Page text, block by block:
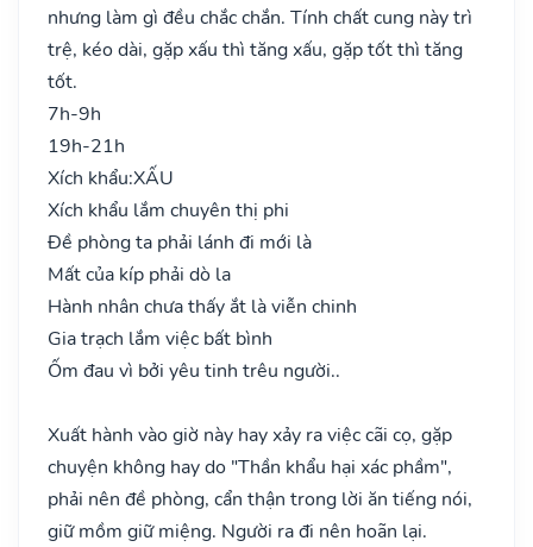
nhưng làm gì đều chắc chắn. Tính chất cung này trì
trệ, kéo dài, gặp xấu thì tăng xấu, gặp tốt thì tăng
tốt.
7h-9h
19h-21h
Xích khẩu:XẤU
Xích khẩu lắm chuyên thị phi
Đề phòng ta phải lánh đi mới là
Mất của kíp phải dò la
Hành nhân chưa thấy ắt là viễn chinh
Gia trạch lắm việc bất bình
Ốm đau vì bởi yêu tinh trêu người..
Xuất hành vào giờ này hay xảy ra việc cãi cọ, gặp
chuyện không hay do "Thần khẩu hại xác phầm",
phải nên đề phòng, cẩn thận trong lời ăn tiếng nói,
giữ mồm giữ miệng. Người ra đi nên hoãn lại.